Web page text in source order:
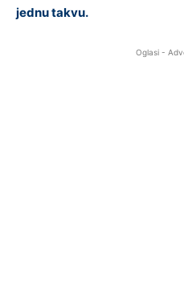
jednu takvu.
Oglasi -